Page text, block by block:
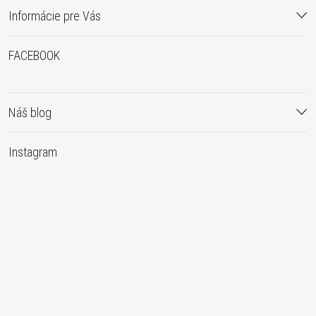
Informácie pre Vás
FACEBOOK
Náš blog
Instagram